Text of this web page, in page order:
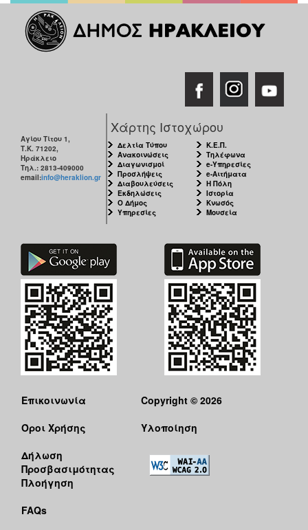
Αγίου Τίτου 1,
Τ.Κ. 71202,
Ηράκλειο
Τηλ.: 2813-409000
email:info@heraklion.gr
Χάρτης Ιστοχώρου
Δελτία Τύπου
Ανακοινώσεις
Διαγωνισμοί
Προσλήψεις
Διαβουλεύσεις
Εκδηλώσεις
Ο Δήμος
Υπηρεσίες
Κ.Ε.Π.
Τηλέφωνα
e-Υπηρεσίες
e-Αιτήματα
Η Πόλη
Ιστορία
Κνωσός
Μουσεία
Επικοινωνία
Όροι Χρήσης
Δήλωση
Προσβασιμότητας
Πλοήγηση
FAQs
Copyright © 2026
Υλοποίηση